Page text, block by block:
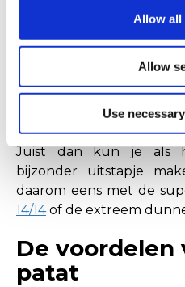
Allow all
Allow
Use
Hoezo is de ene
hoe weet ik nou welke
door je hoofd gegaan.
vele andere cafetaria’s
van regular size. Die
dat gasten nergens
Juist dan kun je als
bijzonder uitstapje
daarom eens met de
14/14of de extreem
De voordelen
patat